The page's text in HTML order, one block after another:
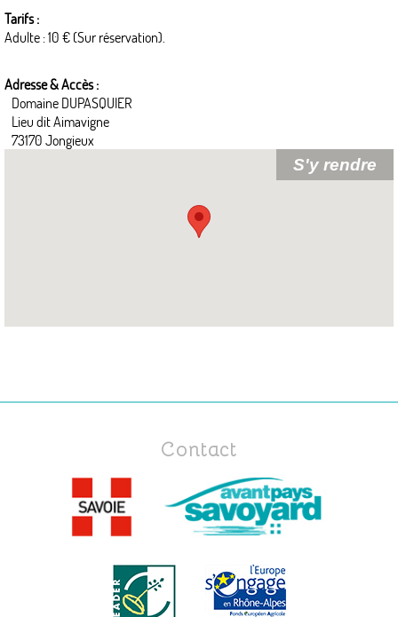
Tarifs :
Adulte : 10 € (Sur réservation).
Adresse & Accès :
Domaine DUPASQUIER
Lieu dit Aimavigne
73170 Jongieux
Contact